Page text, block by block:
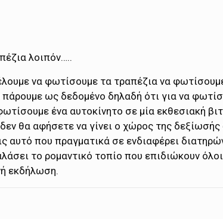
λοιπόν…..
να φωτίσουμε τα τραπέζια να
ως δεδομένο δηλαδή ότι για να
ένα αυτοκίνητο σε μία εκθεσιακή
θα αφήσετε να γίνει ο χώρος της
αυτό που πραγματικά σε ενδιαφέρει
το ρομαντικό τοπίο που επιδιώκουν
εκδήλωση.